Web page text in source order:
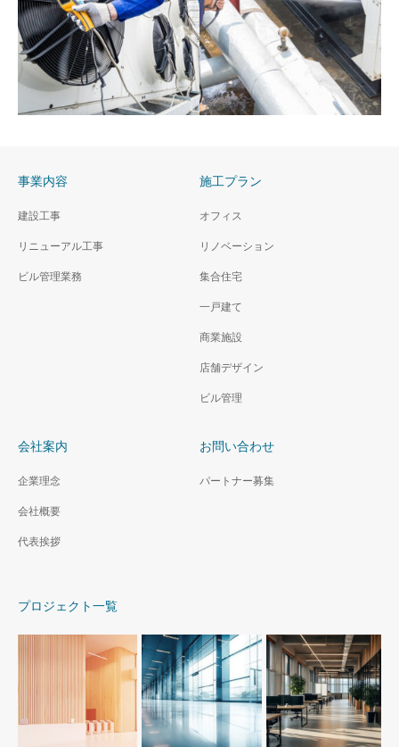
事業内容
建設工事
リニューアル工事
ビル管理業務
施工プラン
オフィス
リノベーション
集合住宅
一戸建て
商業施設
店舗デザイン
ビル管理
会社案内
企業理念
会社概要
代表挨拶
お問い合わせ
パートナー募集
プロジェクト一覧